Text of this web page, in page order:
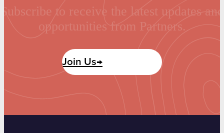
Subscribe to receive the latest updates and
opportunities from Partners.
Join Us→